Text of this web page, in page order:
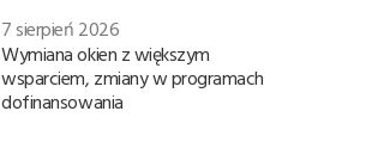
7 sierpień 2026
Wymiana okien z większym
wsparciem, zmiany w programach
dofinansowania